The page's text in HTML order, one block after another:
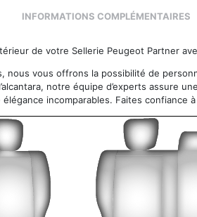
INFORMATIONS COMPLÉMENTAIRES
de votre Sellerie Peugeot Partner
nous vous offrons la possibilité de
notre équipe d’experts assure
élégance incomparables. Faites